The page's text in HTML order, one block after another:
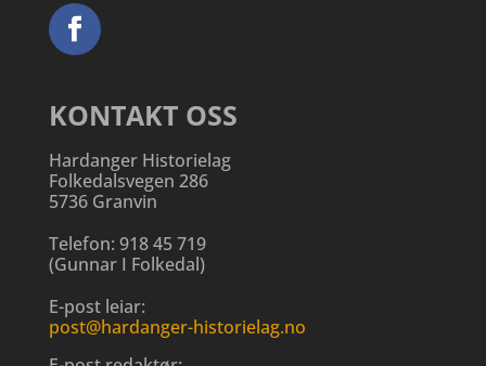
KONTAKT OSS
Hardanger Historielag
Folkedalsvegen 286
5736 Granvin
Telefon: 918 45 719
(Gunnar I Folkedal)
E-post leiar:
post@hardanger-historielag.no